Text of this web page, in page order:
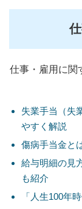
仕事・雇用に関
失業手当（失
やすく解説
傷病手当金と
給与明細の見
も紹介
「人生100年